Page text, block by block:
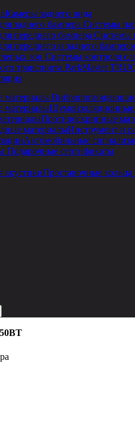
Камеры заднего вида
Системы
Системы
Системы контроля
Шумоизоляционные
Противоскрипные
Инструмент и
Автомобильные
Подарочные сертификаты
Проставочные кольца